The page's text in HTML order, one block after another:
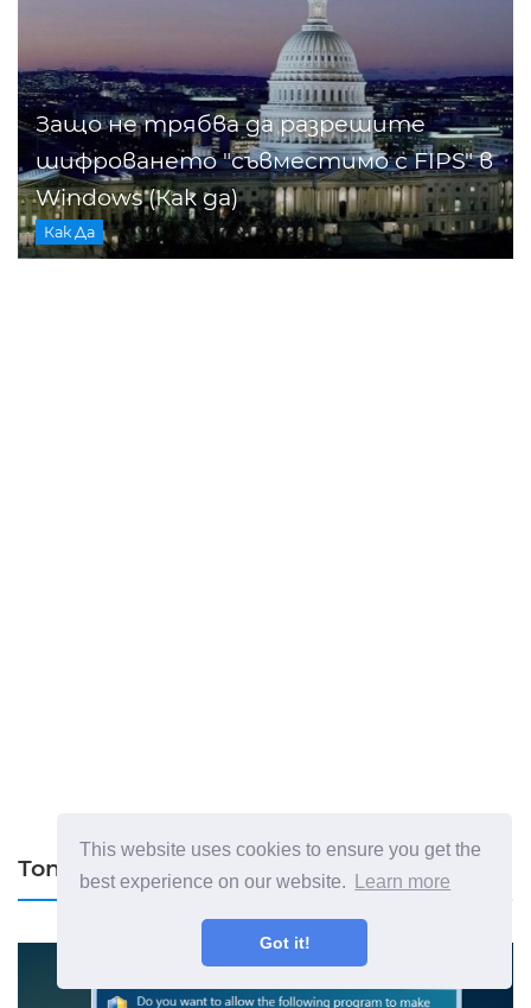
This website uses cookies to ensure you get the
best experience on our website.
Learn more
Got it!
Защо не трябва да разрешите
шифроването "съвместимо с FIPS" в
Windows (Как да)
Как Да
Топ статии